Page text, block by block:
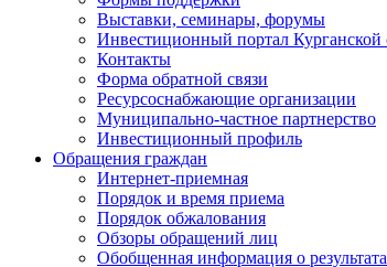
Выставки, семинары, форумы
Инвестиционный портал Курганской
Контакты
Форма обратной связи
Ресурсоснабжающие организации
Муниципально-частное партнерство
Инвестиционный профиль
Обращения граждан
Интернет-приемная
Порядок и время приема
Порядок обжалования
Обзоры обращений лиц
Обобщенная информация о